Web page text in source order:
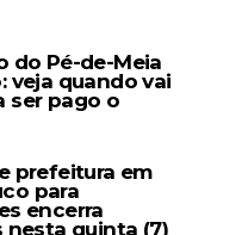
do Pé-de-Meia
veja quando vai
ser pago o
prefeitura em
para
encerra
nesta quinta (7)